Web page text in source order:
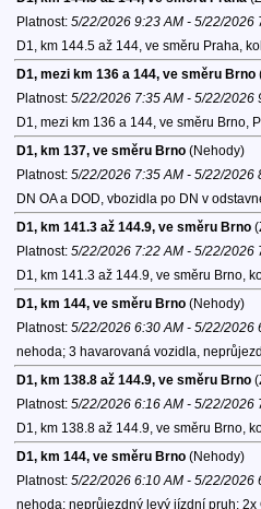
Platnost: 5/22/2026 9:23 AM - 5/22/2026
D1, km 144.5 až 144, ve směru Praha,
D1, mezi km 136 a 144, ve směru Brno
Platnost: 5/22/2026 7:35 AM - 5/22/2026
D1, mezi km 136 a 144, ve směru Brno,
D1, km 137, ve směru Brno(Nehody)
Platnost: 5/22/2026 7:35 AM - 5/22/2026
DN OA a DOD, vbozidla po DN v
D1, km 141.3 až 144.9, ve směru Brno
Platnost: 5/22/2026 7:22 AM - 5/22/2026
D1, km 141.3 až 144.9, ve směru Brno,
D1, km 144, ve směru Brno(Nehody)
Platnost: 5/22/2026 6:30 AM - 5/22/2026
nehoda; 3 havarovaná vozidla,
D1, km 138.8 až 144.9, ve směru Brno
Platnost: 5/22/2026 6:16 AM - 5/22/2026
D1, km 138.8 až 144.9, ve směru Brno,
D1, km 144, ve směru Brno(Nehody)
Platnost: 5/22/2026 6:10 AM - 5/22/2026
nehoda; neprůjezdný levý jízdní pruh; 2x